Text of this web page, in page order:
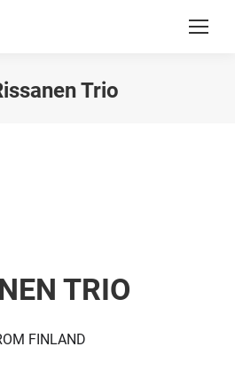
Trio
TRIO
FINLAND